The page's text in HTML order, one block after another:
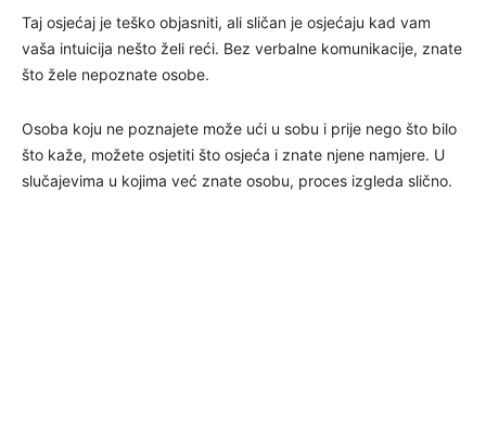
Taj osjećaj je teško objasniti, ali sličan je osjećaju kad vam
vaša intuicija nešto želi reći. Bez verbalne komunikacije, znate
što žele nepoznate osobe.
Osoba koju ne poznajete može ući u sobu i prije nego što bilo
što kaže, možete osjetiti što osjeća i znate njene namjere. U
slučajevima u kojima već znate osobu, proces izgleda slično.